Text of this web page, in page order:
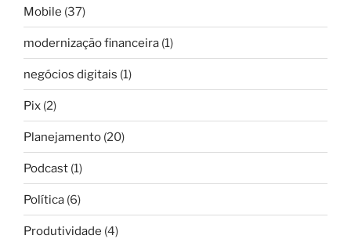
Mobile (37)
modernização financeira (1)
negócios digitais (1)
Pix (2)
Planejamento (20)
Podcast (1)
Política (6)
Produtividade (4)